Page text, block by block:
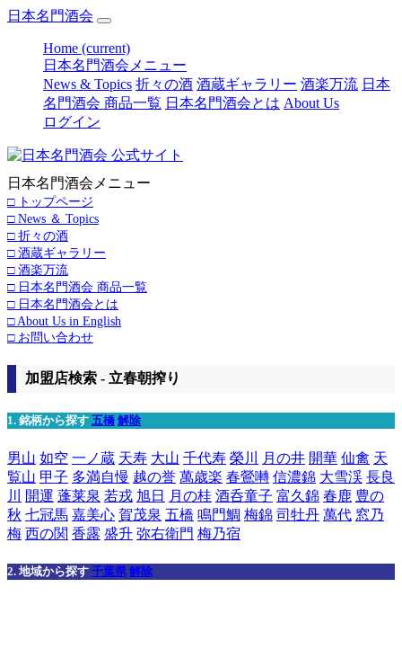
日本名門酒会
Home (current)
日本名門酒会メニュー
News & Topics 折々の酒 酒蔵ギャラリー 酒楽万流 日本
名門酒会 商品一覧 日本名門酒会とは About Us
ログイン
日本名門酒会メニュー
□ トップページ
□ News ＆ Topics
□ 折々の酒
□ 酒蔵ギャラリー
□ 酒楽万流
□ 日本名門酒会 商品一覧
□ 日本名門酒会とは
□ About Us in English
□ お問い合わせ
加盟店検索 - 立春朝搾り
1. 銘柄から探す 五橋 解除
男山 如空 一ノ蔵 天寿 大山 千代寿 榮川 月の井 開華 仙禽 天
覧山 甲子 多満自慢 越の誉 萬歳楽 春鶯囀 信濃錦 大雪渓 長良
川
開運 蓬莱泉 若戎 旭日 月の桂 酒呑童子 富久錦 春鹿 豊の
秋 七冠馬 嘉美心 賀茂泉 五橋 鳴門鯛 梅錦 司牡丹 萬代 窓乃
梅 西の関 香露 盛升 弥右衛門 梅乃宿
2. 地域から探す 千葉県 解除